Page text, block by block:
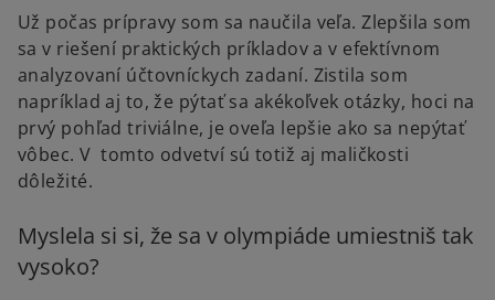
Už počas prípravy som sa naučila veľa. Zlepšila som
sa v riešení praktických príkladov a v efektívnom
analyzovaní účtovníckych zadaní. Zistila som
napríklad aj to, že pýtať sa akékoľvek otázky, hoci na
prvý pohľad triviálne, je oveľa lepšie ako sa nepýtať
vôbec. V tomto odvetví sú totiž aj maličkosti
dôležité.
Myslela si si, že sa v olympiáde umiestniš tak
vysoko?